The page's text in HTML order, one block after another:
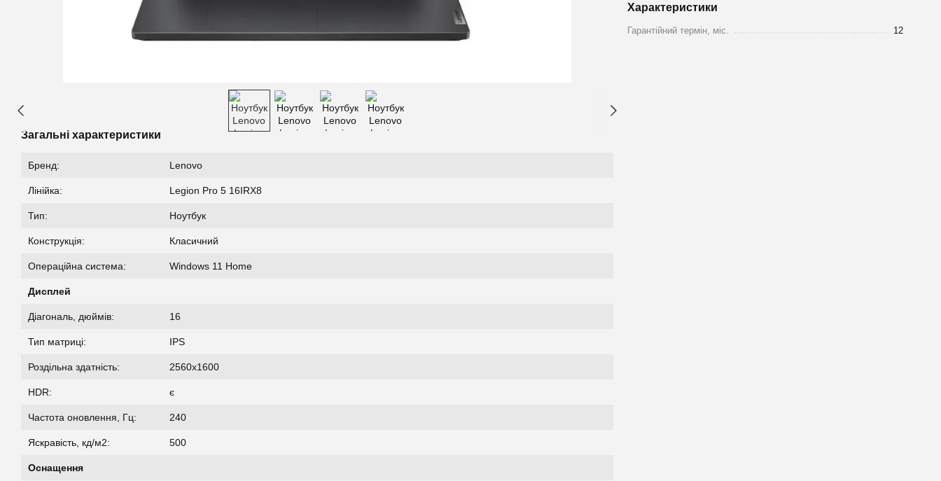
Загальні характеристики
Бренд: Lenovo
Лінійка: Legion Pro 5 16IRX8
Тип: Ноутбук
Конструкція: Класичний
Операційна система: Windows 11 Home
Дисплей
Діагональ, дюймів: 16
Тип матриці: IPS
Роздільна здатність: 2560x1600
HDR: є
Частота оновлення, Гц: 240
Яскравість, кд/м2: 500
Оснащення
Характеристики
Гарантійний термін, міс. 12